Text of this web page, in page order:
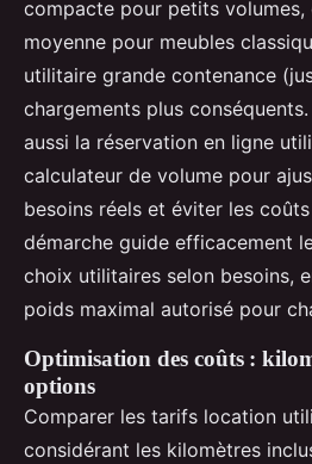
compacte pour petits volumes,
moyenne pour meubles
utilitaire grande contenance
chargements plus
aussi la réservation en ligne
calculateur de volume pour
besoins réels et éviter les
démarche guide efficacement
choix utilitaires selon besoins,
poids maximal autorisé pour
Optimisation des coûts :
options
Comparer les tarifs location
considérant les kilomètres